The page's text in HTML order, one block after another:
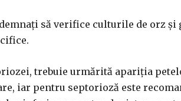
să verifice culturile de orz și
trebuie urmărită apariția
iar pentru septorioză este